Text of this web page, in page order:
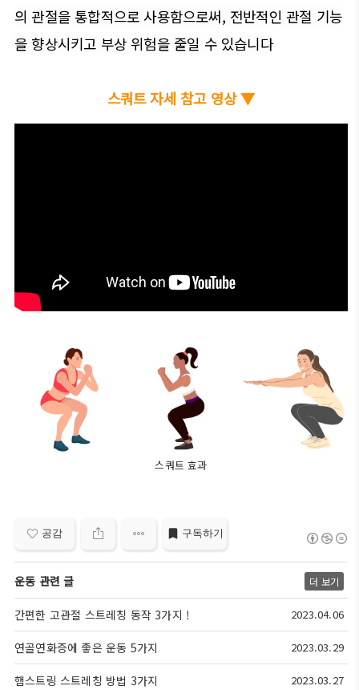
의 관절을 통합적으로 사용함으로써, 전반적인 관절 기능
을 향상시키고 부상 위험을 줄일 수 있습니다
스쿼트 자세 참고 영상 ▼
스쿼트 효과
공감 구독하기
운동 관련 글 더 보기
간편한 고관절 스트레칭 동작 3가지 ! 2023.04.06
연골연화증에 좋은 운동 5가지 2023.03.29
햄스트링 스트레칭 방법 3가지 2023.03.27